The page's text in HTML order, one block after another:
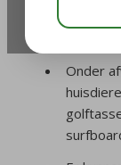
Meld
Onder